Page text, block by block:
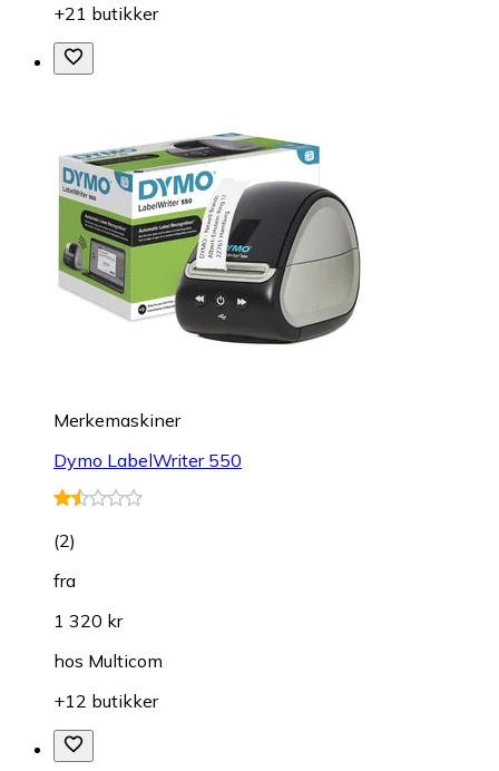
+21 butikker
Merkemaskiner
Dymo LabelWriter 550
(2)
fra
1 320 kr
hos Multicom
+12 butikker